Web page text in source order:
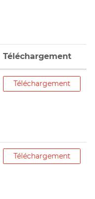
Téléchargement
Téléchargement
Téléchargement